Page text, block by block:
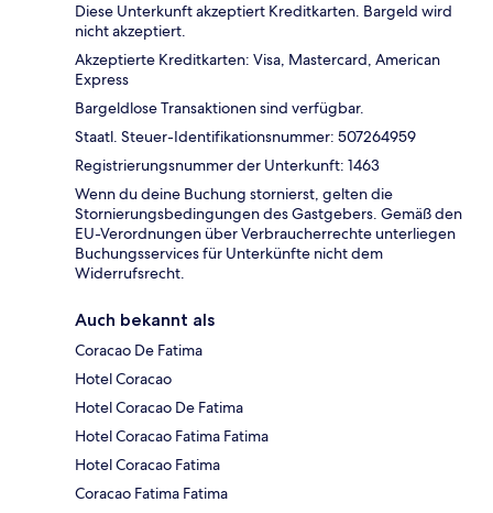
Diese Unterkunft akzeptiert Kreditkarten. Bargeld wird
nicht akzeptiert.
Akzeptierte Kreditkarten: Visa, Mastercard, American
Express
Bargeldlose Transaktionen sind verfügbar.
Staatl. Steuer-Identifikationsnummer: 507264959
Registrierungsnummer der Unterkunft: 1463
Wenn du deine Buchung stornierst, gelten die
Stornierungsbedingungen des Gastgebers. Gemäß den
EU-Verordnungen über Verbraucherrechte unterliegen
Buchungsservices für Unterkünfte nicht dem
Widerrufsrecht.
Auch bekannt als
Coracao De Fatima
Hotel Coracao
Hotel Coracao De Fatima
Hotel Coracao Fatima Fatima
Hotel Coracao Fatima
Coracao Fatima Fatima